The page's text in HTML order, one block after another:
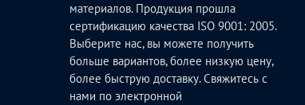
материалов. Продукция прошла
сертификацию качества ISO 9001: 2005.
Выберите нас, вы можете получить
больше вариантов, более низкую цену,
более быструю доставку. Свяжитесь с
нами по электронной